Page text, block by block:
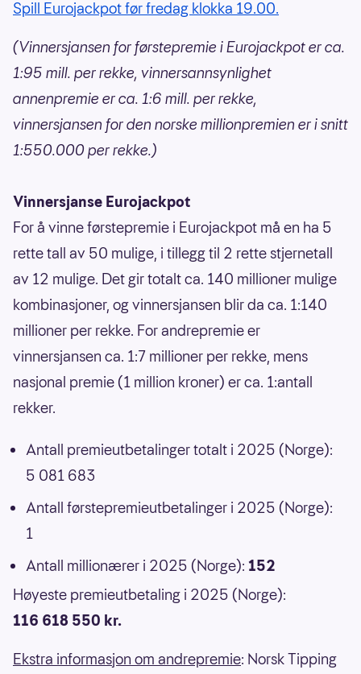
Spill Eurojackpot før fredag klokka 19.00.
(Vinnersjansen for førstepremie i Eurojackpot er ca.
1:95 mill. per rekke, vinnersannsynlighet
annenpremie er ca. 1:6 mill. per rekke,
vinnersjansen for den norske millionpremien er i snitt
1:550.000 per rekke.)
Vinnersjanse Eurojackpot
For å vinne førstepremie i Eurojackpot må en ha 5
rette tall av 50 mulige, i tillegg til 2 rette stjernetall
av 12 mulige. Det gir totalt ca. 140 millioner mulige
kombinasjoner, og vinnersjansen blir da ca. 1:140
millioner per rekke. For andrepremie er
vinnersjansen ca. 1:7 millioner per rekke, mens
nasjonal premie (1 million kroner) er ca. 1:antall
rekker.
Antall premieutbetalinger totalt i 2025 (Norge):
5 081 683
Antall førstepremieutbetalinger i 2025 (Norge):
1
Antall millionærer i 2025 (Norge): 152
Høyeste premieutbetaling i 2025 (Norge):
116 618 550 kr.
Ekstra informasjon om andrepremie: Norsk Tipping